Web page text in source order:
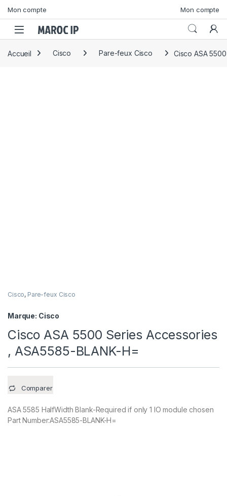
Mon compte Mon compte
Accueil Cisco Pare-feux Cisco Cisco ASA
Cisco, Pare-feux Cisco
Marque: Cisco
Cisco ASA 5500 Series Accessories
, ASA5585-BLANK-H=
Comparer
ASA 5585 HalfWidth Blank-Required if only 1 IO module chosen
Part Number:ASA5585-BLANK-H=